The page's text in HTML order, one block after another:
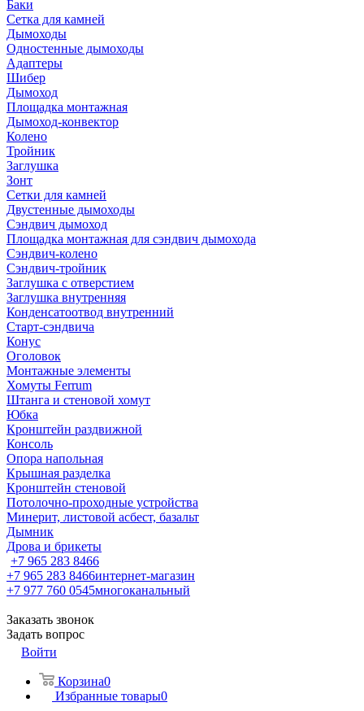
Баки
Сетка для камней
Дымоходы
Одностенные дымоходы
Адаптеры
Шибер
Дымоход
Площадка монтажная
Дымоход-конвектор
Колено
Тройник
Заглушка
Зонт
Сетки для камней
Двустенные дымоходы
Сэндвич дымоход
Площадка монтажная для сэндвич дымохода
Сэндвич-колено
Сэндвич-тройник
Заглушка с отверстием
Заглушка внутренняя
Конденсатоотвод внутренний
Старт-сэндвича
Конус
Оголовок
Монтажные элементы
Хомуты Ferrum
Штанга и стеновой хомут
Юбка
Кронштейн раздвижной
Консоль
Опора напольная
Крышная разделка
Кронштейн стеновой
Потолочно-проходные устройства
Минерит, листовой асбест, базальт
Дымник
Дрова и брикеты
+7 965 283 8466
+7 965 283 8466интернет-магазин
+7 977 760 0545многоканальный
Заказать звонок
Задать вопрос
Войти
Корзина0
Избранные товары0